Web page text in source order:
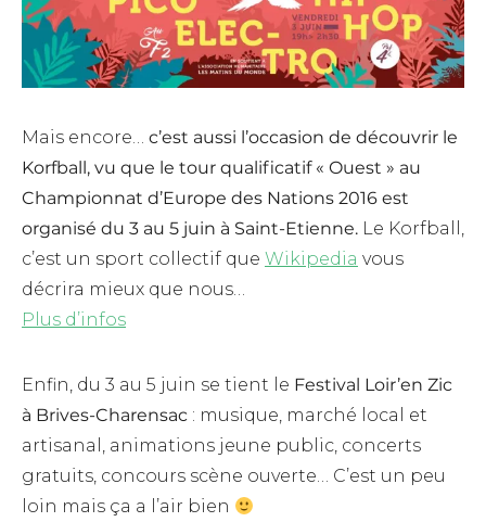
Mais encore… c’est aussi l’occasion de découvrir le
Korfball, vu que le tour qualificatif « Ouest » au
Championnat d’Europe des Nations 2016 est
organisé du 3 au 5 juin à Saint-Etienne. Le Korfball,
c’est un sport collectif que Wikipedia vous
décrira mieux que nous…
Plus d’infos
Enfin, du 3 au 5 juin se tient le Festival Loir’en Zic
à Brives-Charensac : musique, marché local et
artisanal, animations jeune public, concerts
gratuits, concours scène ouverte… C’est un peu
loin mais ça a l’air bien